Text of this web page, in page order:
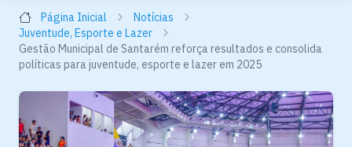
Página Inicial
Notícias
Juventude, Esporte e Lazer
Gestão Municipal de Santarém reforça resultados e consolida
políticas para juventude, esporte e lazer em 2025